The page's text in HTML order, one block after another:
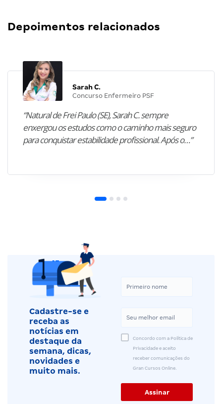
Depoimentos relacionados
Sarah C.
Concurso Enfermeiro PSF
“Natural de Frei Paulo (SE), Sarah C. sempre
enxergou os estudos como o caminho mais seguro
para conquistar estabilidade profissional. Após o…”
Cadastre-se e
receba as
notícias em
destaque da
semana, dicas,
novidades e
muito mais.
Concordo com a Política de
Privacidade e aceito
receber comunicações do
Gran Cursos Online.